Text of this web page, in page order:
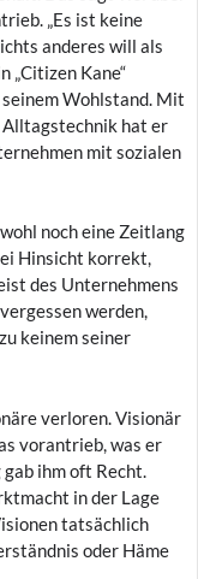
„Es ist keine
anderes will als
„Citizen Kane“
Wohlstand. Mit
Alltagstechnik hat er
mit sozialen
noch eine Zeitlang
Hinsicht korrekt,
des Unternehmens
werden,
keinem seiner
verloren. Visionär
vorantrieb, was er
ihm oft Recht.
in der Lage
tatsächlich
oder Häme